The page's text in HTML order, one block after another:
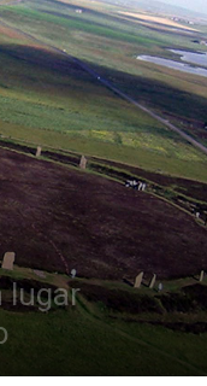
lugar